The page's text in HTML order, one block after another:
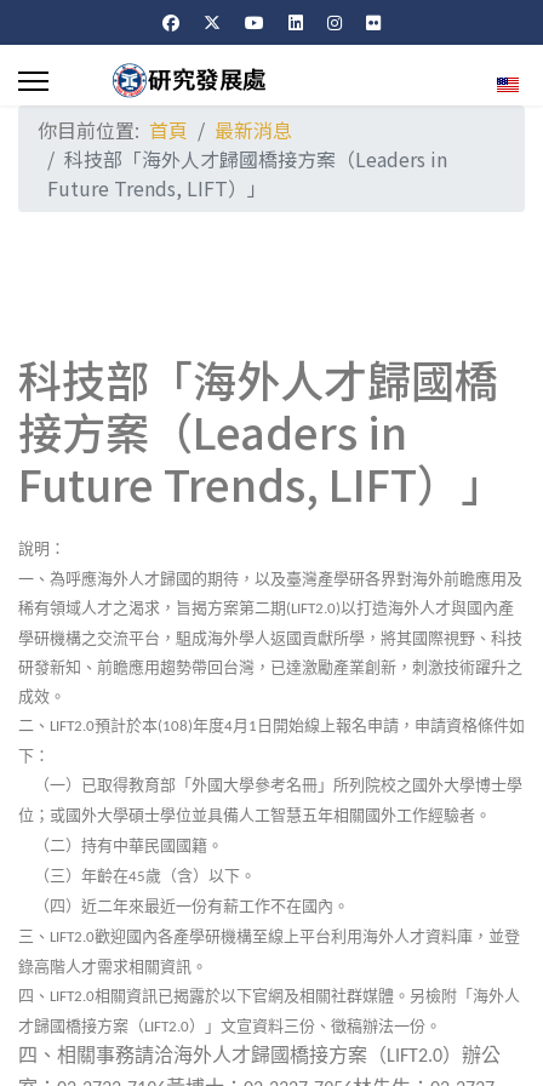
選擇
你目前位置: 首頁
最新消息
科技部「海外人才歸國橋接方案（Leaders in
Future Trends, LIFT）」
科技部「海外人才歸國橋
接方案（Leaders in
Future Trends, LIFT）」
說明：
一、為呼應海外人才歸國的期待，以及臺灣產學研各界對海外前瞻應用及
稀有領域人才之渴求，旨揭方案第二期(LIFT2.0)以打造海外人才與國內產
學研機構之交流平台，駔成海外學人返國貢獻所學，將其國際視野、科技
研發新知、前瞻應用趨勢帶回台灣，已達激勵產業創新，刺激技術躍升之
成效。
二、 LIFT2.0預計於本(108)年度4月 1 日開始線上報名申請，申請資格條件如
下：
（一）已取得教育部「外國大學參考名冊」所列院校之國外大學博士學
位；或國外大學碩士學位並具備人工智慧五年相關國外工作經驗者。
（二）持有中華民國國籍。
（三）年齡在45歲（含）以下。
（四）近二年來最近一份有薪工作不在國內。
三、 LIFT2.0歡迎國內各產學研機構至線上平台利用海外人才資料庫，並登
錄高階人才需求相關資訊。
四、 LIFT2.0相關資訊已揭露於以下官網及相關社群媒體。另檢附「海外人
才歸國橋接方案（LIFT2.0）」文宣資料三份、徵稿辦法一份。
四、相關事務請洽海外人才歸國橋接方案（LIFT2.0）辦公